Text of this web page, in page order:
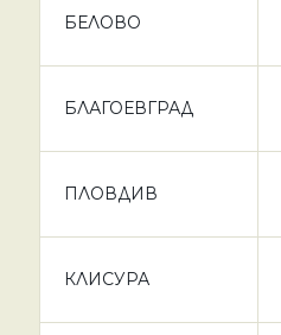
БЕЛОВО
БЛАГОЕВГРАД
ПЛОВДИВ
КЛИСУРА